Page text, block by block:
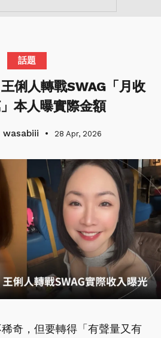
話題
俐人轉戰SWAG「月收
本人曝實際金額
wasabiii 28 Apr, 2026
奇，但要轉得「有聲量又有